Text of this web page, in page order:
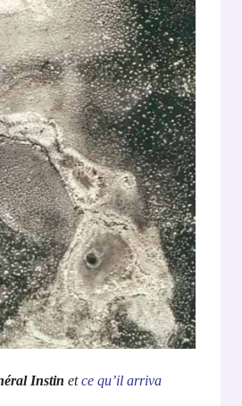
Instin etce qu’il arriva